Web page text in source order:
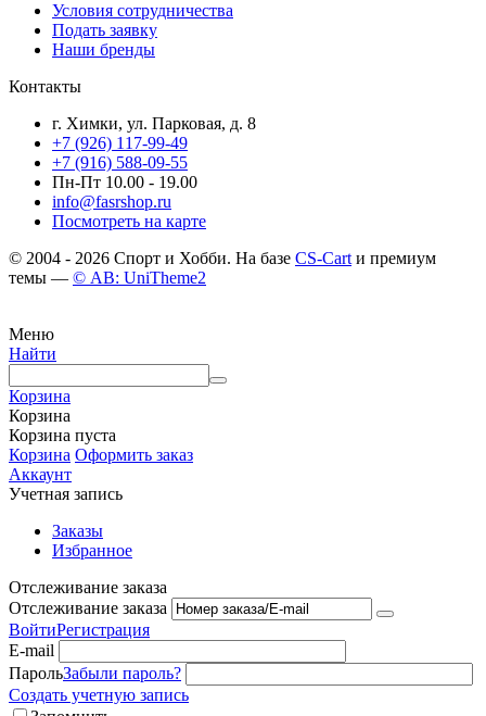
Условия сотрудничества
Подать заявку
Наши бренды
Контакты
г. Химки, ул. Парковая, д. 8
+7 (926) 117-99-49
+7 (916) 588-09-55
Пн-Пт 10.00 - 19.00
info@fasrshop.ru
Посмотреть на карте
© 2004 - 2026 Спорт и Хобби. На базе CS-Cart и премиум
темы — © AB: UniTheme2
Меню
Найти
Корзина
Корзина
Корзина пуста
Корзина Оформить заказ
Аккаунт
Учетная запись
Заказы
Избранное
Отслеживание заказа
Отслеживание заказа
ВойтиРегистрация
E-mail
ПарольЗабыли пароль?
Создать учетную запись